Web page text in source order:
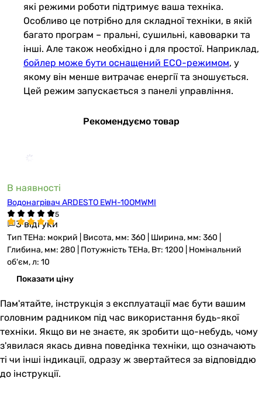
які режими роботи підтримує ваша техніка.
Особливо це потрібно для складної техніки, в якій
багато програм – пральні, сушильні, кавоварки та
інші. Але також необхідно і для простої. Наприклад,
бойлер може бути оснащений ECO-режимом, у
якому він менше витрачає енергії та зношується.
Цей режим запускається з панелі управління.
Рекомендуємо товар
В наявності
Водонагрівач ARDESTO EWH-10OMWMI
3 відгуки
Тип ТЕНа: мокрий | Висота, мм: 360 | Ширина, мм: 360 |
Глибина, мм: 280 | Потужність ТЕНа, Вт: 1200 | Номінальний
об'єм, л: 10
Показати ціну
Пам'ятайте, інструкція з експлуатації має бути вашим
головним радником під час використання будь-якої
техніки. Якщо ви не знаєте, як зробити що-небудь, чому
з'явилася якась дивна поведінка техніки, що означають
ті чи інші індикації, одразу ж звертайтеся за відповіддю
до інструкції.